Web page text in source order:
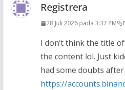
Registrera
28 Juli 2026 pada 3:37 PM
I don’t think the title
the content lol. Just
had some doubts
https://